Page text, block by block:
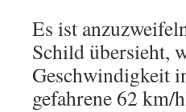
Es ist
Schild übersieht,
Geschwindigkeit
gefahrene 62 km/